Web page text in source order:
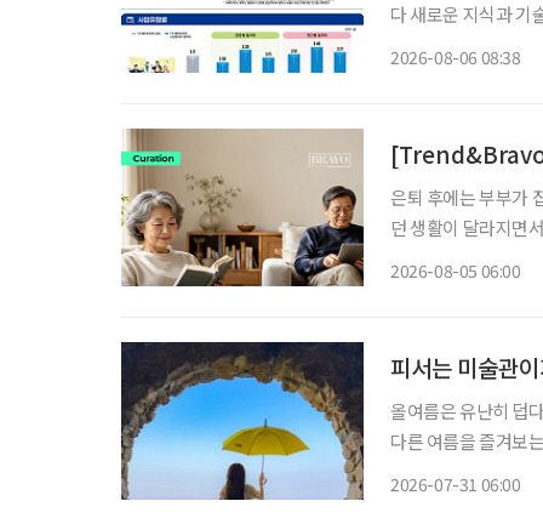
다 새로운 지식과 기
2026-08-06 08:38
[Trend&Bravo]
은퇴 후에는 부부가
던 생활이 달라지면
2026-08-05 06:00
피서는 미술관
올여름은 유난히 덥
다른 여름을 즐겨보
2026-07-31 06:00